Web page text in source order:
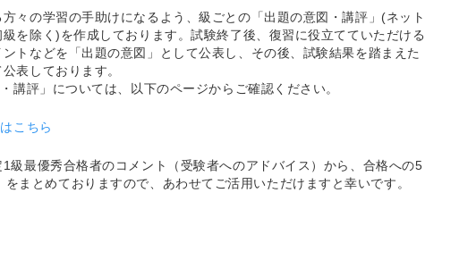
々の学習の手助けになるよう、級ごとの「出題の意図・講評」(ネット
を除く)を作成しております。試験終了後、復習に役立てていただける
トなどを「出題の意図」として公表し、その後、試験結果を踏まえた
表しております。
講評」については、以下のページからご確認ください。
こちら
級最優秀合格者のコメント（受験者へのアドバイス）から、合格への5
をまとめておりますので、あわせてご活用いただけますと幸いです。